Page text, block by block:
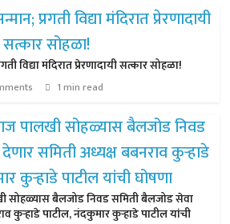
विद्या मंदिरात प्रेरणादायी सत्कार सोहळा!
1 min read
सोहळ्यास बैलजोड निवड समिती बैलजोड सेवा
कुऱ्हाडे पाटील, नंदकुमार कुऱ्हाडे पाटील यांची